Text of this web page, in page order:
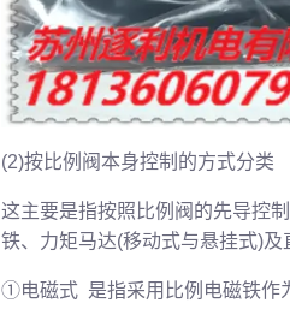
(2)按比例阀本身控制的方式分类
这主要是指按照比例阀的先导控
铁、力矩马达(移动式与悬挂式)及
①电磁式 是指采用比例电磁铁作